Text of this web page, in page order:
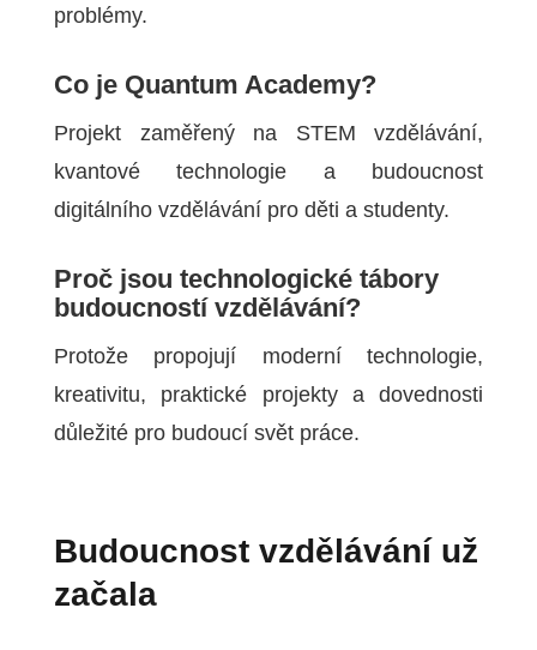
problémy.
Co je Quantum Academy?
Projekt zaměřený na STEM vzdělávání,
kvantové technologie a budoucnost
digitálního vzdělávání pro děti a studenty.
Proč jsou technologické tábory
budoucností vzdělávání?
Protože propojují moderní technologie,
kreativitu, praktické projekty a dovednosti
důležité pro budoucí svět práce.
Budoucnost vzdělávání už
začala